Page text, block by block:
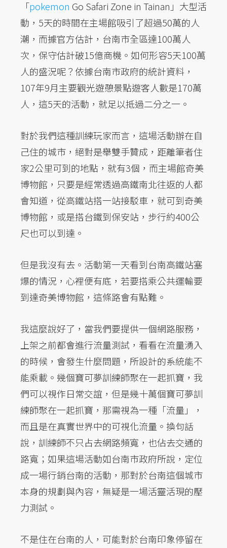
「pokemon Go Safari Zone in Tainan」大型活
動，5天的時間在主場館吸引了超過50萬的人
潮，而據官方估計，台南市全區達100萬人
次，保守估計破15億商機。如何形容5天100萬
人的盛況呢？依據台南市政府的統計資料，
107年9月主要觀光遊憩景點遊客人數是170萬
人，這5天的活動，就足以抵過二分之一。
對於我們這種訓練玩家而言，這場活動辦在自
己住的城市，絕對是舉雙手贊成，距離筆者住
家2公里可到的地點，就有3個，而主場館奇美
博物館，只要是經常透過高鐵南北往返的人都
會知道，從高鐵站搭一站接駁車，就可到奇美
博物館，或是搭台鐵到保安站，步行約400公
尺也可以到達。
但是我沒有去。活動第一天看到台南高鐵站塞
爆的情況，心裡便有底，若要搭乘公共運輸要
到達奇美博物館，這條路會有點難。
我這麼說好了，當我們要提供一個網路服務，
上架之前都會進行流量測試，看看在流量湧入
的時候，會發生什麼問題，所設計的系統能不
能乘載。幾個寶可夢訓練師聚在一起抓寶，我
們可以視作日常交誼，但是幾十萬個寶可夢訓
練師聚在一起抓寶，那需視為一種「流量」，
而且是在真實世界中的可視化流量。換句話
說，訓練師不只占去網路頻寬，也佔去交通的
路寬；如果這場活動如台南市政府所說，定位
成一場行銷台南的活動，那對於台南這個城市
本身的規劃與內容，無疑是一場活靈活現的壓
力測試。
不是住在台南的人，可能對於台南印象停留在